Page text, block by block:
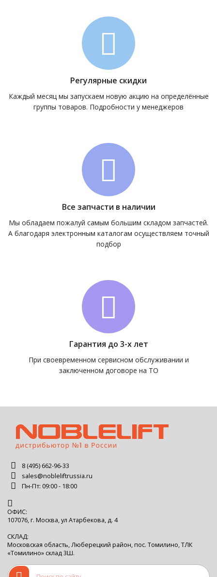
Регулярные скидки
Каждый месяц мы запускаем новую акцию на определённые
группы товаров. Подробности у менеджеров
Все запчасти в наличии
Мы обладаем пожалуй самым большим складом запчастей.
А благодаря электронным каталогам осуществляем точный
подбор
Гарантия до 3-х лет
При своевременном сервисном обслуживании и
заключенном договоре на ТО
8 (495) 662-96-33
sales@nobleliftrussia.ru
Пн-Пт: 09:00 - 18:00
ОФИС:
107076, г. Москва, ул Атарбекова, д. 4
СКЛАД:
Московская область, Люберецкий район, пос. Томилино, ТЛК
«Томилино» склад 3Ш.